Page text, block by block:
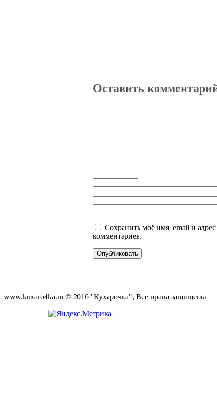
Оставить
Сохранить моё имя, email и
комментариев.
www.kuxaro4ka.ru © 2016 "Кухарочка", Все права защищены